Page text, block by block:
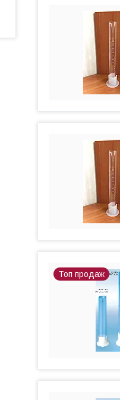
Топ продаж